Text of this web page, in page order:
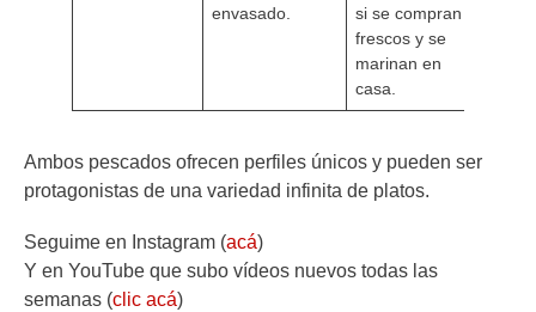
envasado.
si se compran
frescos y se
marinan en
casa.
Ambos pescados ofrecen perfiles únicos y pueden ser
protagonistas de una variedad infinita de platos.
Seguime en Instagram (acá)
Y en YouTube que subo vídeos nuevos todas las
semanas (clic acá)